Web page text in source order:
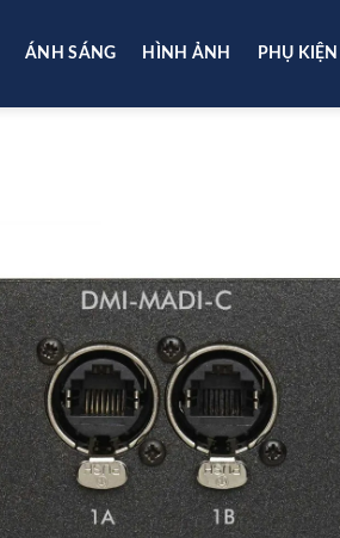
ÁNH SÁNG HÌNH ẢNH PHỤ KIỆN